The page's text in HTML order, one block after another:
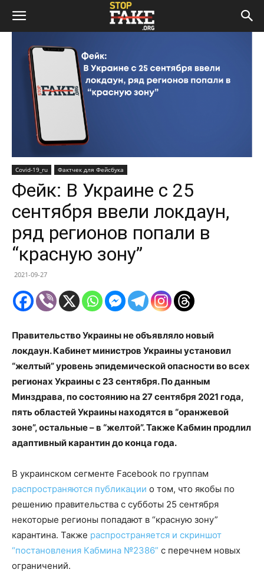
Covid-19_ru Фактчек для Фейсбука
Фейк: В Украине с 25
сентября ввели локдаун,
ряд регионов попали в
“красную зону”
2021-09-27
Правительство Украины не объявляло новый
локдаун. Кабинет министров Украины установил
“желтый” уровень эпидемической опасности во всех
регионах Украины с 23 сентября. По данным
Минздрава, по состоянию на 27 сентября 2021 года,
пять областей Украины находятся в “оранжевой
зоне”, остальные – в “желтой”. Также Кабмин продлил
адаптивный карантин до конца года.
В украинском сегменте Facebook по группам
распространяются публикации о том, что якобы по
решению правительства с субботы 25 сентября
некоторые регионы попадают в “красную зону”
карантина. Также распространяется и скриншот
“постановления Кабмина №2386” с перечнем новых
ограничений.